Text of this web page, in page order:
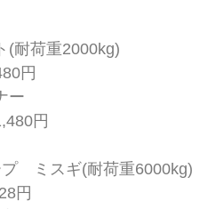
(耐荷重2000kg)
円
ー
プ ミスギ(耐荷重6000kg)
円